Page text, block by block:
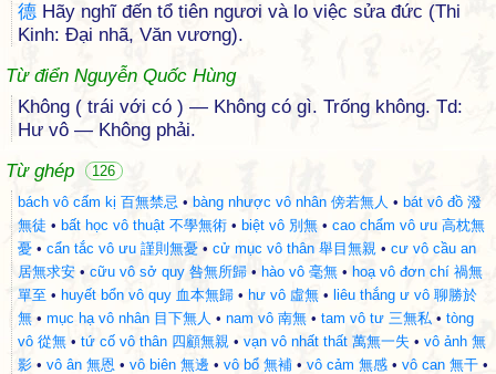
德 Hãy nghĩ đến tổ tiên ngươi và lo việc sửa đức (Thi
Kinh: Đại nhã, Văn vương).
Từ điển Nguyễn Quốc Hùng
Không ( trái với có ) — Không có gì. Trống không. Td:
Hư vô — Không phải.
Từ ghép
126
bách vô cấm kị 百無禁忌 • bàng nhược vô nhân 傍若無人 • bát vô đồ 潑
無徒 • bất học vô thuật 不學無術 • biệt vô 別無 • cao chẩm vô ưu 高枕無
憂 • cẩn tắc vô ưu 謹則無憂 • cử mục vô thân 舉目無親 • cư vô cầu an
居無求安 • cữu vô sở quy 咎無所歸 • hào vô 毫無 • hoạ vô đơn chí 禍無
單至 • huyết bổn vô quy 血本無歸 • hư vô 虛無 • liêu thắng ư vô 聊勝於
無 • mục hạ vô nhân 目下無人 • nam vô 南無 • tam vô tư 三無私 • tòng
vô 從無 • tứ cố vô thân 四顧無親 • vạn vô nhất thất 萬無一失 • vô ảnh 無
影 • vô ân 無恩 • vô biên 無邊 • vô bổ 無補 • vô cảm 無感 • vô can 無干 •